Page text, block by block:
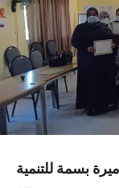
بسمة للتنمية